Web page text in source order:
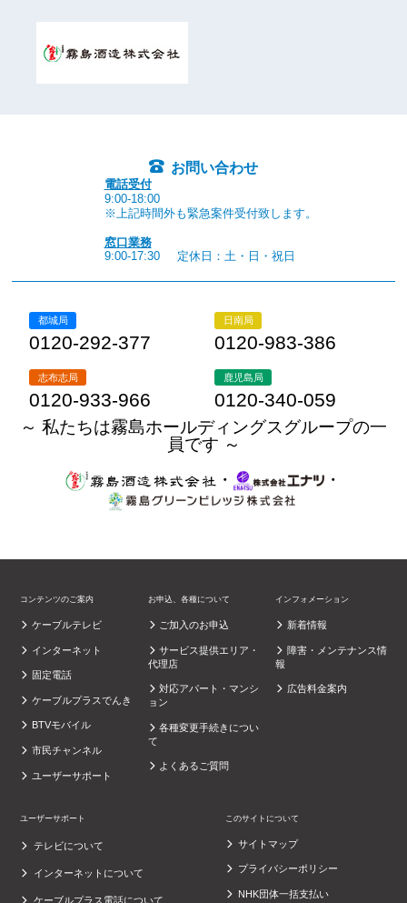
お問い合わせ
電話受付
9:00-18:00
※上記時間外も緊急案件受付致します。
窓口業務
9:00-17:30
定休日：土・日・祝日
都城局
0120-292-377
日南局
0120-983-386
志布志局
0120-933-966
鹿児島局
0120-340-059
～ 私たちは霧島ホールディングスグループの一
員です ～
・
・
コンテンツのご案内
ケーブルテレビ
インターネット
固定電話
ケーブルプラスでんき
BTVモバイル
市民チャンネル
ユーザーサポート
お申込、各種について
ご加入のお申込
サービス提供エリア・
代理店
対応アパート・マンシ
ョン
各種変更手続きについ
て
よくあるご質問
インフォメーション
新着情報
障害・メンテナンス情
報
広告料金案内
ユーザーサポート
テレビについて
インターネットについて
ケーブルプラス電話について
このサイトについて
サイトマップ
プライバシーポリシー
NHK団体一括支払い